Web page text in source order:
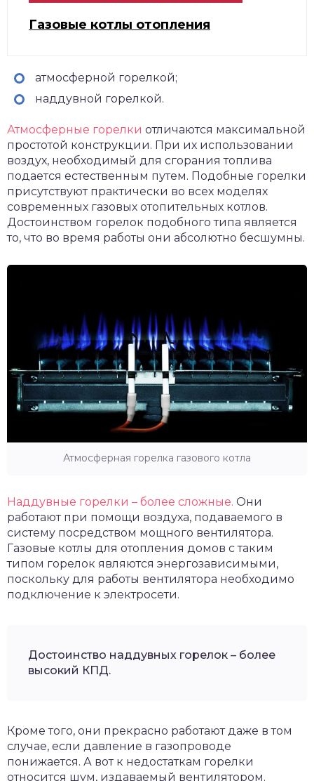
Газовые котлы отопления
атмосферной горелкой;
наддувной горелкой.
Атмосферные горелки отличаются максимальной
простотой конструкции. При их использовании
воздух, необходимый для сгорания топлива
подается естественным путем. Подобные горелки
присутствуют практически во всех моделях
современных газовых отопительных котлов.
Достоинством горелок подобного типа является
то, что во время работы они абсолютно бесшумны.
Атмосферная горелка газового котла
Наддувные горелки – более сложные. Они
работают при помощи воздуха, подаваемого в
систему посредством мощного вентилятора.
Газовые котлы для отопления домов с таким
типом горелок являются энергозависимыми,
поскольку для работы вентилятора необходимо
подключение к электросети.
Достоинство наддувных горелок – более
высокий КПД.
Кроме того, они прекрасно работают даже в том
случае, если давление в газопроводе
понижается. А вот к недостаткам горелки
относится шум, издаваемый вентилятором.